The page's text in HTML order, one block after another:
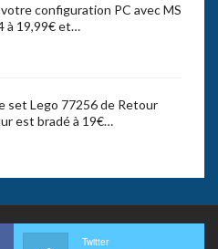
configuration PC avec MS
à 19,99€ et…
set Lego 77256 de Retour
est bradé à 19€…
Twitter